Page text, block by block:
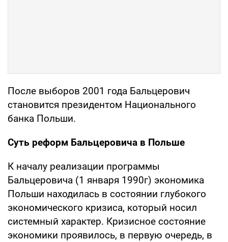
После выборов 2001 года Бальцерович
становится президентом Национального
банка Польши.
Суть реформ Бальцеровича в Польше
К началу реализации программы
Бальцеровича (1 января 1990г) экономика
Польши находилась в состоянии глубокого
экономического кризиса, который носил
системный характер. Кризисное состояние
экономики проявилось, в первую очередь, в